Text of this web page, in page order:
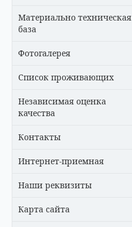
Материально техническая
база
Фотогалерея
Список проживающих
Независимая оценка
качества
Контакты
Интернет-приемная
Наши реквизиты
Карта сайта